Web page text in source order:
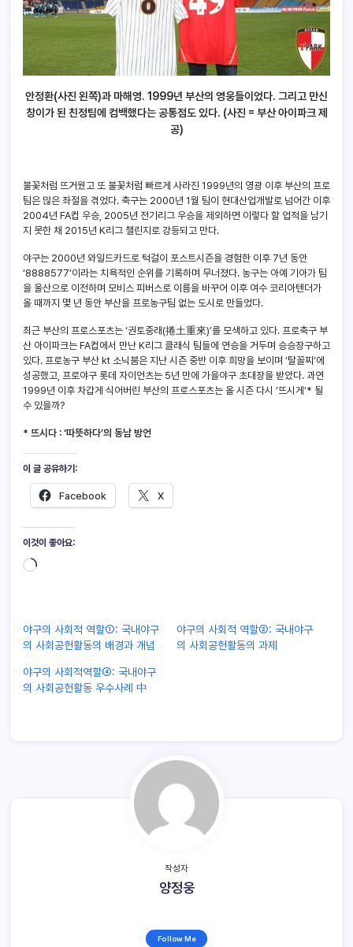
안정환(사진 왼쪽)과 마해영. 1999년 부산의 영웅들이었다. 그리고 만신
창이가 된 친정팀에 컴백했다는 공통점도 있다. (사진 = 부산 아이파크 제
공)
불꽃처럼 뜨거웠고 또 불꽃처럼 빠르게 사라진 1999년의 영광 이후 부산의 프로
팀은 많은 좌절을 겪었다. 축구는 2000년 1월 팀이 현대산업개발로 넘어간 이후
2004년 FA컵 우승, 2005년 전기리그 우승을 제외하면 이렇다 할 업적을 남기
지 못한 채 2015년 K리그 챌린지로 강등되고 만다.
야구는 2000년 와일드카드로 턱걸이 포스트시즌을 경험한 이후 7년 동안
‘8888577’이라는 치욕적인 순위를 기록하며 무너졌다. 농구는 아예 기아가 팀
을 울산으로 이전하며 모비스 피버스로 이름을 바꾸어 이후 여수 코리아텐더가
올 때까지 몇 년 동안 부산을 프로농구팀 없는 도시로 만들었다.
최근 부산의 프로스포츠는 ‘권토중래(捲土重來)’를 모색하고 있다. 프로축구 부
산 아이파크는 FA컵에서 만난 K리그 클래식 팀들에 연승을 거두며 승승장구하고
있다. 프로농구 부산 kt 소닉붐은 지난 시즌 중반 이후 희망을 보이며 ‘탈꼴찌’에
성공했고, 프로야구 롯데 자이언츠는 5년 만에 가을야구 초대장을 받았다. 과연
1999년 이후 차갑게 식어버린 부산의 프로스포츠는 올 시즌 다시 ‘뜨시게’* 될
수 있을까?
* 뜨시다 : ‘따뜻하다’의 동남 방언
이 글 공유하기:
Facebook X
이것이 좋아요:
야구의 사회적 역할①: 국내야구
의 사회공헌활동의 배경과 개념
야구의 사회적 역할②: 국내야구
의 사회공헌활동의 과제
야구의 사회적역할④: 국내야구
의 사회공헌활동 우수사례 中
작성자
양정웅
Follow Me